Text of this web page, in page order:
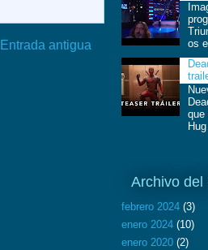
Entrada antigua
os
que
Archivo del
febrero 2024 (3)
enero 2024 (10)
enero 2020 (2)